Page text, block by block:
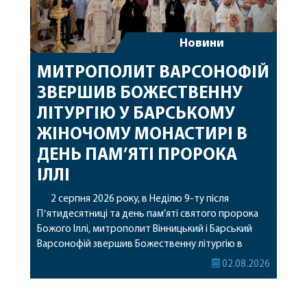
Новини
МИТРОПОЛИТ ВАРСОНОФІЙ
ЗВЕРШИВ БОЖЕСТВЕННУ
ЛІТУРГІЮ У БАРСЬКОМУ
ЖІНОЧОМУ МОНАСТИРІ В
ДЕНЬ ПАМ’ЯТІ ПРОРОКА
ІЛЛІ
2 серпня 2026 року, в Неділю 9-ту після
Пʼятидесятниці та день пам’яті святого пророка
Божого Іллі, митрополит Вінницький і Барський
Варсонофій звершив Божественну літургію в
Барському жіночому монастирі. Перед початком
02.08.2026